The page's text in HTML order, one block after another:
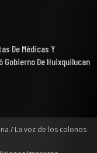
De Médicas Y
De Huixquilucan
/ La voz de los colonos